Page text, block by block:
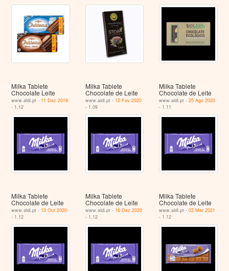
Milka Tablete
Chocolate Leite
www.aldi.pt - 11 Dez 2019
- 1.12
Milka Tablete
Chocolate de Leite
www.aldi.pt - 12 Fev 2020
- 1.09
Milka Tablete
Chocolate de Leite
www.aldi.pt -25 Ago 2020
- 1.11
Milka Tablete
Chocolate de Leite
www.aldi.pt - 13 Out 2020
- 1.12
Milka Tablete
Chocolate de Leite
www.aldi.pt - 16 Dez 2020
- 1.12
Milka Tablete
Chocolate de Leite
www.aldi.pt -03 Mar 2021
- 1.12